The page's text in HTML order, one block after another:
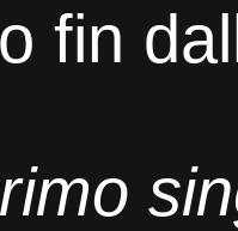
fin